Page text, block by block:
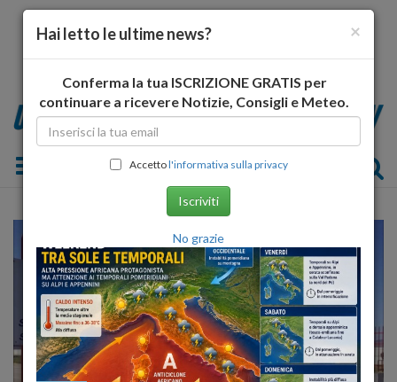
Toggle navigation
×
Hai letto le ultime news?
Conferma la tua ISCRIZIONE GRATIS per
continuare a ricevere Notizie, Consigli e Meteo.
Accettol'informativa sulla privacy
Iscriviti
No grazie